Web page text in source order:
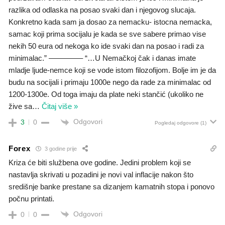
razlika od odlaska na posao svaki dan i njegovog slucaja.
Konkretno kada sam ja dosao za nemacku- istocna nemacka,
samac koji prima socijalu je kada se sve sabere primao vise
nekih 50 eura od nekoga ko ide svaki dan na posao i radi za
minimalac.” ————– “…U Nemačkoj čak i danas imate
mladje ljude-nemce koji se vode istom filozofijom. Bolje im je da
budu na socijali i primaju 1000e nego da rade za minimalac od
1200-1300e. Od toga imaju da plate neki stančić (ukoliko ne
žive sa… Čitaj više »
3 0 Odgovori Pogledaj odgovore (1)
Forex 3 godine prije
Kriza će biti službena ove godine. Jedini problem koji se
nastavlja skrivati u pozadini je novi val inflacije nakon što
središnje banke prestane sa dizanjem kamatnih stopa i ponovo
počnu printati.
0 0 Odgovori